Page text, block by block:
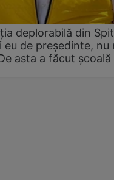
deplorabilă din
eu de președinte, nu
asta a făcut școală